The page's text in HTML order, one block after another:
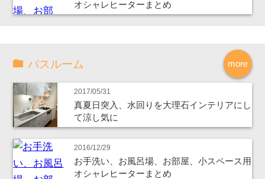
オシャレヒーターまとめ
more
バスルーム
2017/05/31
真夏日突入、水回りを大理石インテリアにし
て涼し気に
2016/12/29
お手洗い、お風呂場、お部屋、小スペース用
オシャレヒーターまとめ